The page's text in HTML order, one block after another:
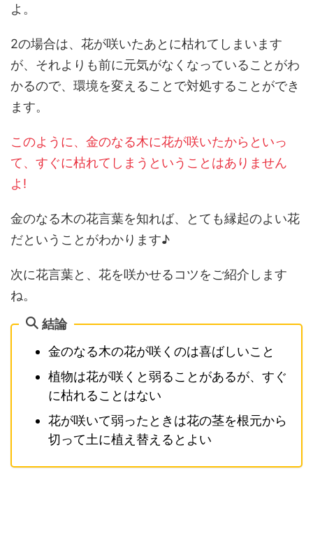
よ。
2の場合は、花が咲いたあとに枯れてしまいます
が、それよりも前に元気がなくなっていることがわ
かるので、環境を変えることで対処することができ
ます。
このように、金のなる木に花が咲いたからといっ
て、すぐに枯れてしまうということはありません
よ!
金のなる木の花言葉を知れば、とても縁起のよい花
だということがわかります♪
次に花言葉と、花を咲かせるコツをご紹介します
ね。
結論
金のなる木の花が咲くのは喜ばしいこと
植物は花が咲くと弱ることがあるが、すぐ
に枯れることはない
花が咲いて弱ったときは花の茎を根元から
切って土に植え替えるとよい